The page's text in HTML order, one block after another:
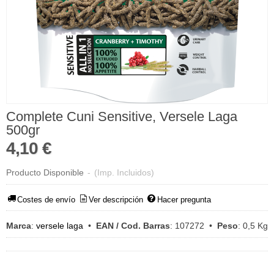
Complete Cuni Sensitive, Versele Laga
500gr
4,10 €
Producto Disponible - (Imp. Incluidos)
Costes de envío Ver descripción Hacer pregunta
Marca: versele laga • EAN / Cod. Barras: 107272 • Peso: 0,5 Kg